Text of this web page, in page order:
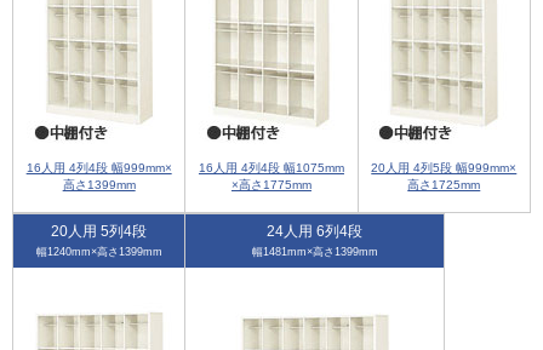
16人用 4列4段 幅999mm×
高さ1399mm
16人用 4列4段 幅1075mm
×高さ1775mm
20人用 4列5段 幅999mm×
高さ1725mm
20人用 5列4段
幅1240mm×高さ1399mm
24人用 6列4段
幅1481mm×高さ1399mm